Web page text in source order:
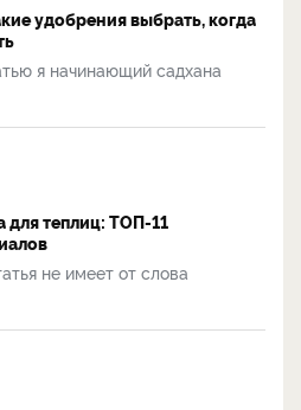
удобрения выбрать, когда
я начинающий садхана
для теплиц: ТОП-11
не имеет от слова